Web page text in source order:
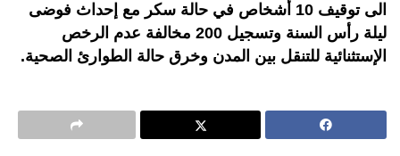
الى توقيف 10 أشخاص في حالة سكر مع إحداث فوضى
ليلة رأس السنة وتسجيل 200 مخالفة عدم الرخص
الإستثنائية للتنقل بين المدن وخرق حالة الطوارئ الصحية.